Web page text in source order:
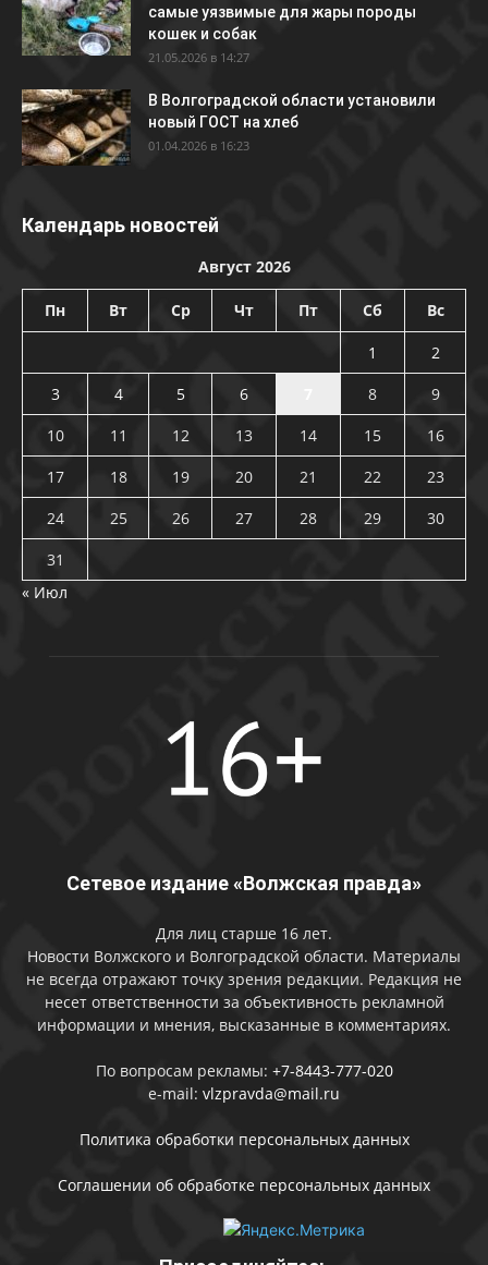
самые уязвимые для жары породы
кошек и собак
21.05.2026 в 14:27
В Волгоградской области установили
новый ГОСТ на хлеб
01.04.2026 в 16:23
Календарь новостей
Август 2026
Пн Вт Ср Чт Пт Сб Вс
1
2
3
4 5 6 8
9
10
11 12 13 14 15
16
17
18 19 20 21 22
23
24
25 26 27 28 29
30
31
« Июл
Сетевое издание «Волжская правда»
Для лиц старше 16 лет.
Новости Волжского и Волгоградской области. Материалы
не всегда отражают точку зрения редакции. Редакция не
несет ответственности за объективность рекламной
информации и мнения, высказанные в комментариях.
По вопросам рекламы: +7-8443-777-020
e-mail: vlzpravda@mail.ru
Политика обработки персональных данных
Соглашении об обработке персональных данных